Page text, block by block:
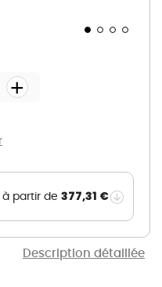
Description détaillée
+
à partir de 377,31 €